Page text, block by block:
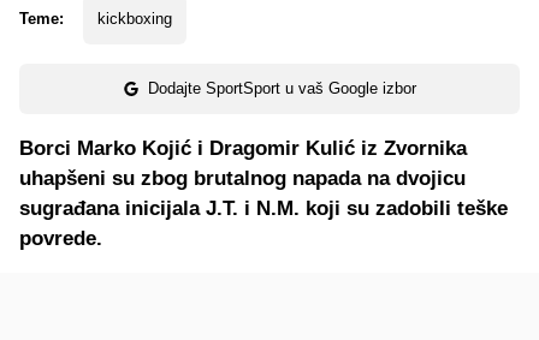
Teme: kickboxing
Dodajte SportSport u vaš Google izbor
Borci Marko Kojić i Dragomir Kulić iz Zvornika
uhapšeni su zbog brutalnog napada na dvojicu
sugrađana inicijala J.T. i N.M. koji su zadobili teške
povrede.